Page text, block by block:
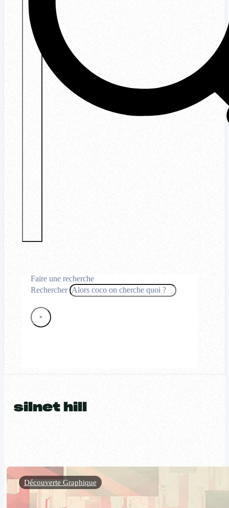
Faire une recherche
Rechercher
×
silnet hill
Découverte Graphique